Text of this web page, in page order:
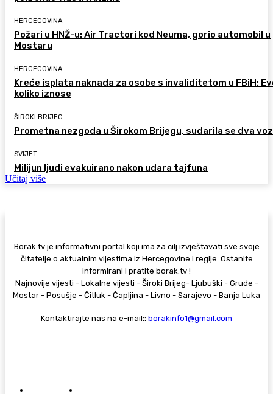
HERCEGOVINA
Požari u HNŽ-u: Air Tractori kod Neuma, gorio automobil u
Mostaru
HERCEGOVINA
Kreće isplata naknada za osobe s invaliditetom u FBiH:
koliko iznose
ŠIROKI BRIJEG
Prometna nezgoda u Širokom Brijegu, sudarila se dva
SVIJET
Milijun ljudi evakuirano nakon udara tajfuna
Učitaj više
Borak.tv je informativni portal koji ima za cilj izvještavati sve svoje
čitatelje o aktualnim vijestima iz Hercegovine i regije. Ostanite
informirani i pratite borak.tv !
Najnovije vijesti - Lokalne vijesti - Široki Brijeg- Ljubuški - Grude -
Mostar - Posušje - Čitluk - Čapljina - Livno - Sarajevo - Banja Luka
Kontaktirajte nas na e-mail:: borakinfo1@gmail.com